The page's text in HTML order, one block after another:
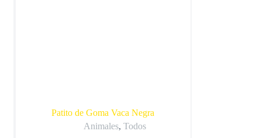
Patito de Goma Vaca Negra
Animales, Todos